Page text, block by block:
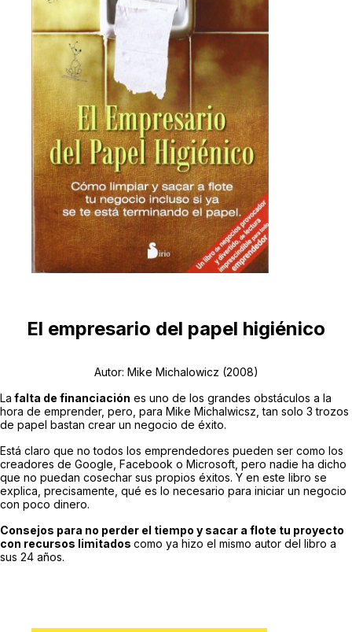
El empresario del papel higiénico
Autor: Mike Michalowicz (2008)
La falta de financiación es uno de los grandes obstáculos a la
hora de emprender, pero, para Mike Michalwicsz, tan solo 3 trozos
de papel bastan crear un negocio de éxito.
Está claro que no todos los emprendedores pueden ser como los
creadores de Google, Facebook o Microsoft, pero nadie ha dicho
que no puedan cosechar sus propios éxitos. Y en este libro se
explica, precisamente, qué es lo necesario para iniciar un negocio
con poco dinero.
Consejos para no perder el tiempo y sacar a flote tu proyecto
con recursos limitados como ya hizo el mismo autor del libro a
sus 24 años.